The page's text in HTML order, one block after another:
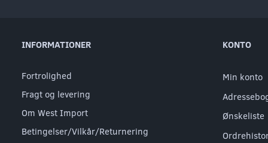
INFORMATIONER
Fortrolighed
Fragt og levering
Om West Import
Betingelser/Vilkår/Returnering
KONTO
Min konto
Ønskeliste